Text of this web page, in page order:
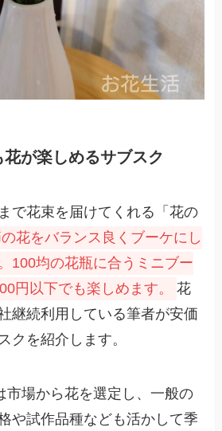
が楽しめるサブスク
で花束を届けてくれる「花の
花をバランス良くブーケにし
100均の花瓶に合うミニブー
円以下でも楽しめます。
花
継続利用している筆者が安価
クを紹介します。
市場から花を選定し、一般の
や試作品種なども活かして季